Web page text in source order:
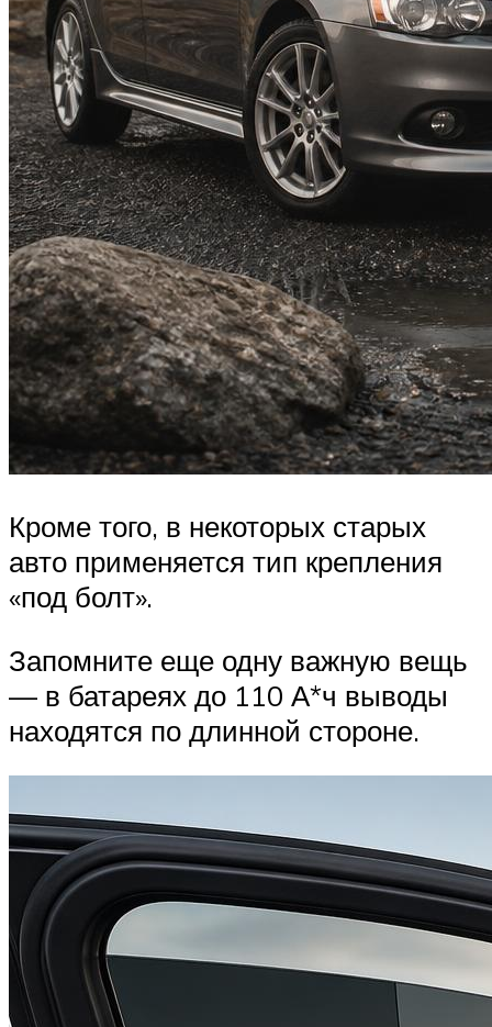
Кроме того, в некоторых старых
авто применяется тип крепления
«под болт».
Запомните еще одну важную вещь
— в батареях до 110 А*ч выводы
находятся по длинной стороне.